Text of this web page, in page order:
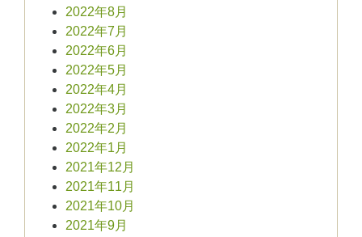
2022年8月
2022年7月
2022年6月
2022年5月
2022年4月
2022年3月
2022年2月
2022年1月
2021年12月
2021年11月
2021年10月
2021年9月